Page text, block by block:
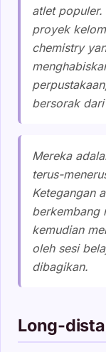
atlet populer.
proyek
chemistry
bersorak
Mereka
terus-
Ketegangan
berkembang
kemudian
oleh sesi
dibagikan.
Long-